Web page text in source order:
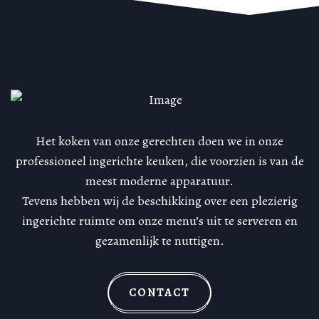
Het koken van onze gerechten doen we in onze
professioneel ingerichte keuken, die voorzien is van de
meest moderne apparatuur.
Tevens hebben wij de beschikking over een plezierig
ingerichte ruimte om onze menu’s uit te serveren en
gezamenlijk te nuttigen.
CONTACT